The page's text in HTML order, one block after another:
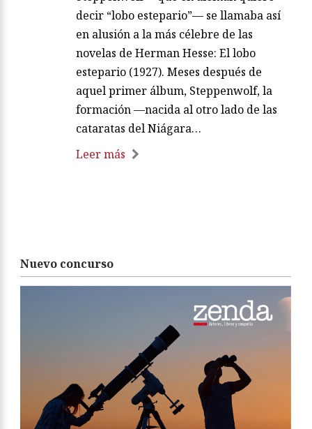
decir “lobo estepario”— se llamaba así
en alusión a la más célebre de las
novelas de Herman Hesse: El lobo
estepario (1927). Meses después de
aquel primer álbum, Steppenwolf, la
formación —nacida al otro lado de las
cataratas del Niágara…
Leer más
Nuevo concurso